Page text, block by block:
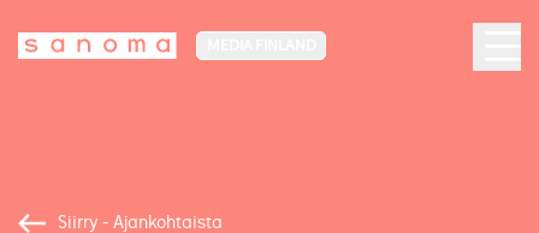
Siirry - Ajankohtaista